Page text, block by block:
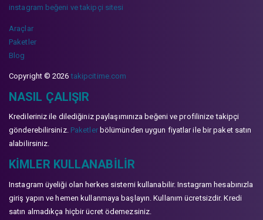
instagram beğeni ve takipçi sitesi
Araçlar
Paketler
Blog
Copyright © 2026takipcitime.com
NASIL ÇALIŞIR
Kredileriniz ile dilediğiniz paylaşımınıza beğeni ve profilinize takipçi
gönderebilirsiniz. Paketlerbölümünden uygun fiyatlar ile bir paket satın
alabilirsiniz.
KIMLER KULLANABILIR
Instagram üyeliği olan herkes sistemi kullanabilir. Instagram hesabınızla
giriş yapın ve hemen kullanmaya başlayın. Kullanım ücretsizdir. Kredi
satın almadıkça hiçbir ücret ödemezsiniz.